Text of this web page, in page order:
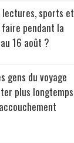
lectures, sports et
pendant la
16 août ?
gens du voyage
plus longtemps